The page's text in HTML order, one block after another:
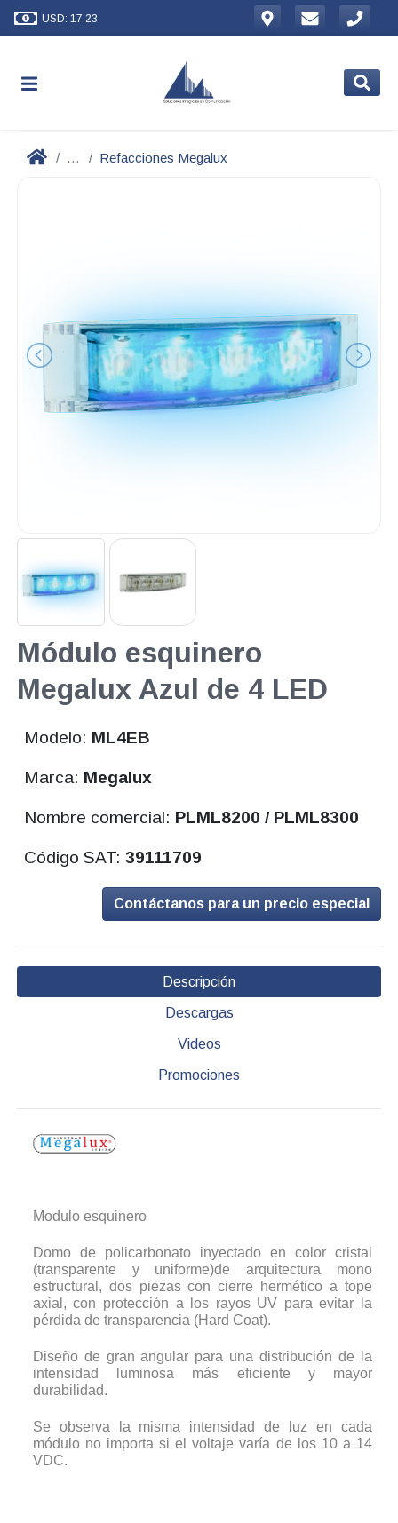
USD: 17.23
... Refacciones Megalux
Módulo esquinero
Megalux Azul de 4 LED
Modelo: ML4EB
Marca: Megalux
Nombre comercial: PLML8200 / PLML8300
Código SAT:39111709
Contáctanos para un precio especial
Descripción
Descargas
Videos
Promociones
Modulo esquinero
Domo de policarbonato inyectado en color cristal
(transparente y uniforme)de arquitectura mono
estructural, dos piezas con cierre hermético a tope
axial, con protección a los rayos UV para evitar la
pérdida de transparencia (Hard Coat).
Diseño de gran angular para una distribución de la
intensidad luminosa más eficiente y mayor
durabilidad.
Se observa la misma intensidad de luz en cada
módulo no importa si el voltaje varía de los 10 a 14
VDC.